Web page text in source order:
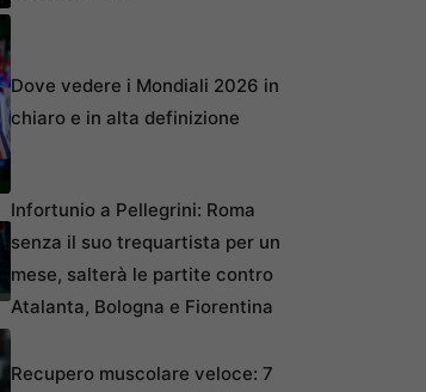
Dove vedere i Mondiali 2026 in
chiaro e in alta definizione
Infortunio a Pellegrini: Roma
senza il suo trequartista per un
mese, salterà le partite contro
Atalanta, Bologna e Fiorentina
Recupero muscolare veloce: 7